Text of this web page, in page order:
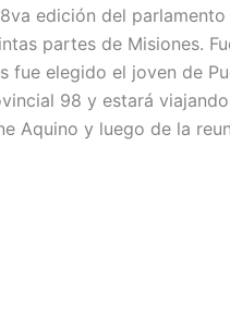
edición del
partes de Misiones.
elegido el joven de
98 y estará
Aquino y luego de la